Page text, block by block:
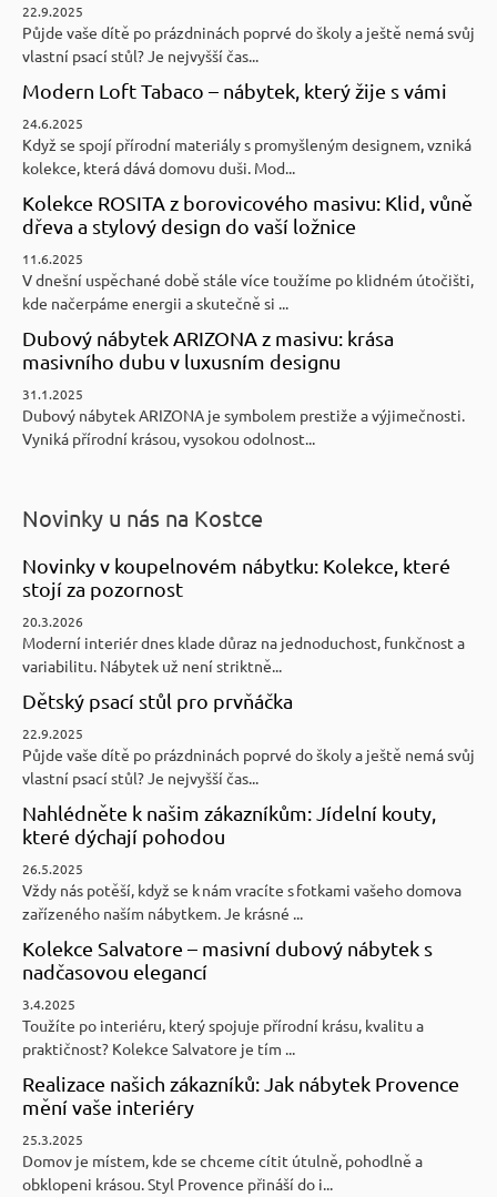
22.9.2025
Půjde vaše dítě po prázdninách poprvé do školy a ještě nemá svůj
vlastní psací stůl? Je nejvyšší čas...
Modern Loft Tabaco – nábytek, který žije s vámi
24.6.2025
Když se spojí přírodní materiály s promyšleným designem, vzniká
kolekce, která dává domovu duši. Mod...
Kolekce ROSITA z borovicového masivu: Klid, vůně
dřeva a stylový design do vaší ložnice
11.6.2025
V dnešní uspěchané době stále více toužíme po klidném útočišti,
kde načerpáme energii a skutečně si ...
Dubový nábytek ARIZONA z masivu: krása
masivního dubu v luxusním designu
31.1.2025
Dubový nábytek ARIZONA je symbolem prestiže a výjimečnosti.
Vyniká přírodní krásou, vysokou odolnost...
Novinky u nás na Kostce
Novinky v koupelnovém nábytku: Kolekce, které
stojí za pozornost
20.3.2026
Moderní interiér dnes klade důraz na jednoduchost, funkčnost a
variabilitu. Nábytek už není striktně...
Dětský psací stůl pro prvňáčka
22.9.2025
Půjde vaše dítě po prázdninách poprvé do školy a ještě nemá svůj
vlastní psací stůl? Je nejvyšší čas...
Nahlédněte k našim zákazníkům: Jídelní kouty,
které dýchají pohodou
26.5.2025
Vždy nás potěší, když se k nám vracíte s fotkami vašeho domova
zařízeného naším nábytkem. Je krásné ...
Kolekce Salvatore – masivní dubový nábytek s
nadčasovou elegancí
3.4.2025
Toužíte po interiéru, který spojuje přírodní krásu, kvalitu a
praktičnost? Kolekce Salvatore je tím ...
Realizace našich zákazníků: Jak nábytek Provence
mění vaše interiéry
25.3.2025
Domov je místem, kde se chceme cítit útulně, pohodlně a
obklopeni krásou. Styl Provence přináší do i...